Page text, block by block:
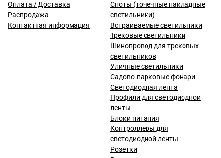
Оплата / Доставка
Распродажа
Контактная информация
Споты (точечные накладные
светильники)
Встраиваемые светильники
Трековые светильники
Шинопровод для трековых
светильников
Уличные светильники
Садово-парковые фонари
Светодиодная лента
Профили для светодиодной
ленты
Блоки питания
Контроллеры для
светодиодной ленты
Розетки